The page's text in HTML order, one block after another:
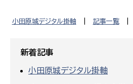
小田原城デジタル掛軸 記事一覧|
新着記事
小田原城デジタル掛軸